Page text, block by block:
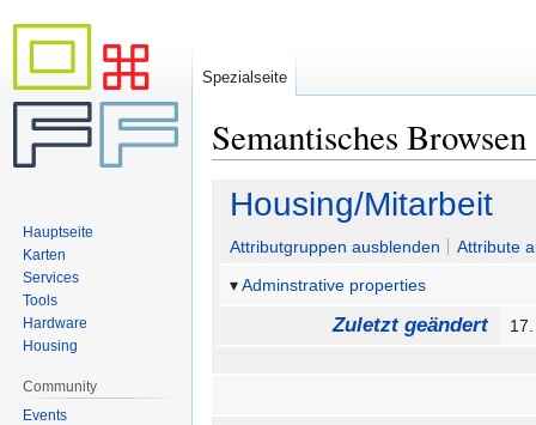
Semantisches Browsen
Zur
Navigation
springen
Zur
Suche
springen
Housing/Mitarbeit
Attributgruppen ausblenden
Attribute
Adminstrative properties
Zuletzt geändert
Spezialseite
Hauptseite
Karten
Services
Tools
Hardware
Housing
Community
Events